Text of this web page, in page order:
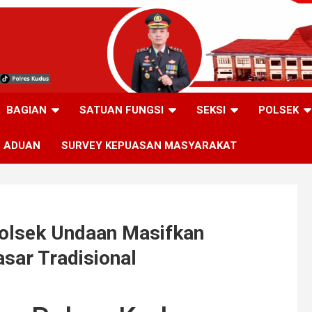
BAGIAN SATUAN FUNGSI SEKSI POLSEK
ADUAN SURVEY KEPUASAN MASYARAKAT
Undaan Masifkan
Tradisional